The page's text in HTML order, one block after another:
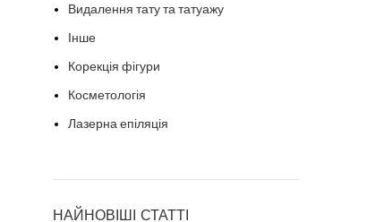
Видалення тату та татуажу
Інше
Корекція фігури
Косметологія
Лазерна епіляція
НАЙНОВІШІ СТАТТІ